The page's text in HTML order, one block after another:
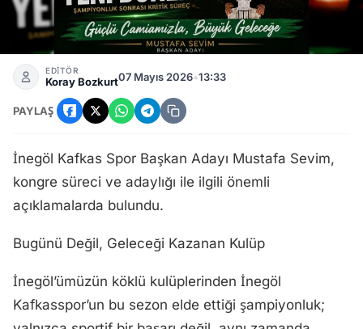
Kafkas Spor Başkan Adayı Sevim’den Önemli Açıklama
EDİTÖR
Koray Bozkurt07 Mayıs 2026•13:33
PAYLAŞ
İnegöl Kafkas Spor Başkan Adayı Mustafa Sevim,
kongre süreci ve adaylığı ile ilgili önemli
açıklamalarda bulundu.
Bugünü Değil, Geleceği Kazanan Kulüp
İnegöl’ümüzün köklü kulüplerinden İnegöl
Kafkasspor’un bu sezon elde ettiği şampiyonluk;